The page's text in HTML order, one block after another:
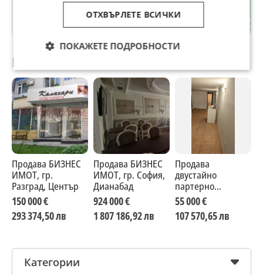
гр. Велики Преслав
Препоръчани за теб
Продава БИЗНЕС
ИМОТ, гр.
Разград, Център
150 000 €
293 374,50 лв
Продава БИЗНЕС
ИМОТ, гр. София,
Дианабад
924 000 €
1 807 186,92 лв
Продава
двустайно
партерно
помещение в
Свети Влас
55 000 €
107 570,65 лв
Категории
ОТХВЪРЛЕТЕ ВСИЧКИ
ПОКАЖЕТЕ ПОДРОБНОСТИ